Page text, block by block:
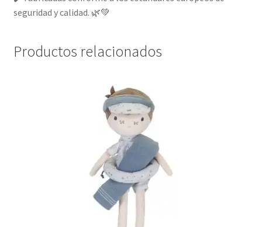
seguridad y calidad. 🌿💚
Productos relacionados